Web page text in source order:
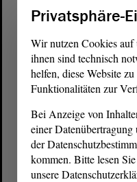
Privatsphäre-
Wir nutzen Cookies auf
ihnen sind technisch
helfen, diese Website
Funktionalitäten zur
Bei Anzeige von
einer Datenübertragung
der
kommen. Bitte lesen
unsere